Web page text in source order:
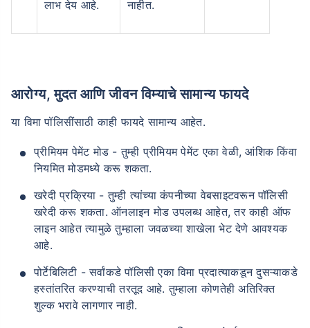
लाभ देय आहे.
नाहीत.
आरोग्य, मुदत आणि जीवन विम्याचे सामान्य फायदे
या विमा पॉलिसींसाठी काही फायदे सामान्य आहेत.
प्रीमियम पेमेंट मोड - तुम्ही प्रीमियम पेमेंट एका वेळी, आंशिक किंवा
नियमित मोडमध्ये करू शकता.
खरेदी प्रक्रिया - तुम्ही त्यांच्या कंपनीच्या वेबसाइटवरून पॉलिसी
खरेदी करू शकता. ऑनलाइन मोड उपलब्ध आहेत, तर काही ऑफ
लाइन आहेत त्यामुळे तुम्हाला जवळच्या शाखेला भेट देणे आवश्यक
आहे.
पोर्टेबिलिटी - सर्वांकडे पॉलिसी एका विमा प्रदात्याकडून दुसऱ्याकडे
हस्तांतरित करण्याची तरतूद आहे. तुम्हाला कोणतेही अतिरिक्त
शुल्क भरावे लागणार नाही.